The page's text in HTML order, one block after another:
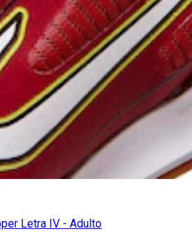
Letra IV - Adulto